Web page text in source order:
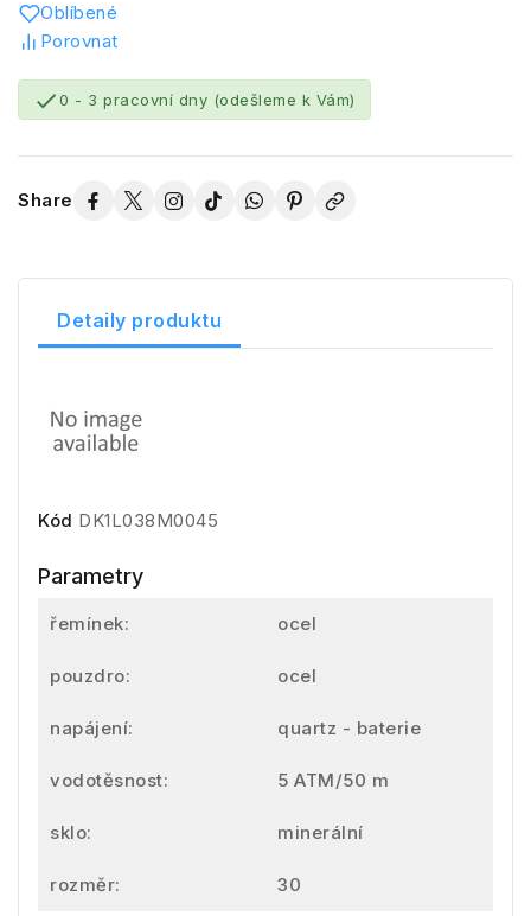
Oblíbené
Porovnat
0 - 3 pracovní dny (odešleme k Vám)
Share
Detaily produktu
Kód DK1L038M0045
Parametry
řemínek: ocel
pouzdro: ocel
napájení: quartz - baterie
vodotěsnost: 5 ATM/50 m
sklo: minerální
rozměr: 30